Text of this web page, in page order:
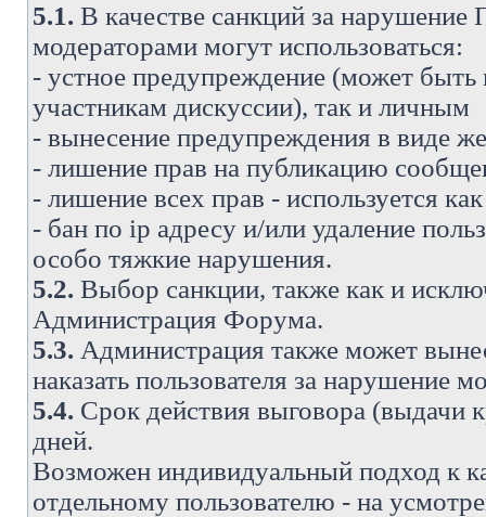
5.1. В качестве санкций за
модераторами могут использоваться:
- устное предупреждение (может
участникам дискуссии), так и личным
- вынесение предупреждения в виде
- лишение прав на публикацию
- лишение всех прав - используется
- бан по ip адресу и/или удаление
особо тяжкие нарушения.
5.2. Выбор санкции, также как и
Администрация Форума.
5.3. Администрация также может
наказать пользователя за
5.4. Срок действия выговора (выдачи
дней.
Возможен индивидуальный подход к
отдельному пользователю - на